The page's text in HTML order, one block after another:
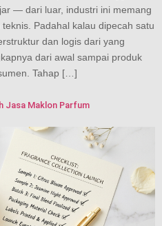
— dari luar, industri ini memang
Padahal kalau dipecah satu
dan logis dari yang
dari awal sampai produk
Tahap […]
Jasa Maklon Parfum